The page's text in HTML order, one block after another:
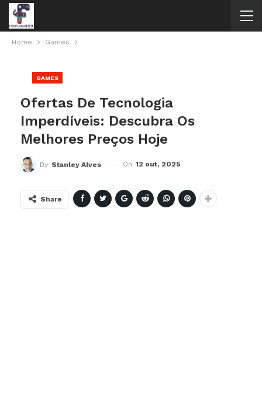
Home Games
GAMES
Ofertas De Tecnologia
Imperdíveis: Descubra Os
Melhores Preços Hoje
By Stanley Alves On 12 out, 2025
Share